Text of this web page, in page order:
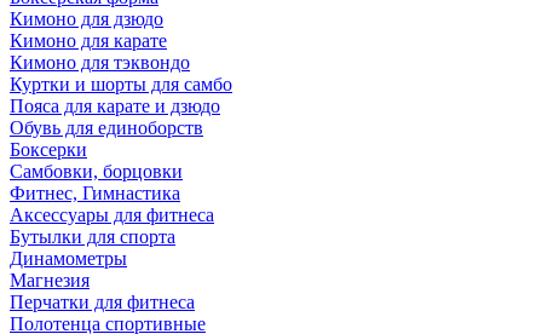
Кимоно для дзюдо
Кимоно для карате
Кимоно для тэквондо
Куртки и шорты для самбо
Пояса для карате и дзюдо
Обувь для единоборств
Боксерки
Самбовки, борцовки
Фитнес, Гимнастика
Аксессуары для фитнеса
Бутылки для спорта
Динамометры
Магнезия
Перчатки для фитнеса
Полотенца спортивные